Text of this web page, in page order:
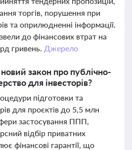
торгів, порушення при
та оприлюдненні інформації.
до фінансових втрат на
гривень. Джерело
закон про публічно-
для інвесторів?
підготовки та
для проєктів до 5,5 млн
застосування ППП,
відбір приватних
фінансові гарантії, що